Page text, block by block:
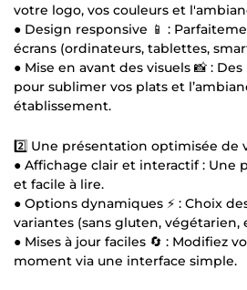
votre logo, vos couleurs et
● Design responsive 📱 :
écrans (ordinateurs, tablettes,
● Mise en avant des visuels 📸 :
pour sublimer vos plats et
établissement.
2️⃣ Une présentation optimisée de
● Affichage clair et interactif : Une
et facile à lire.
● Options dynamiques ⚡ : Choix
variantes (sans gluten, végétarien,
● Mises à jour faciles 🔄 : Modifiez
moment via une interface simple.